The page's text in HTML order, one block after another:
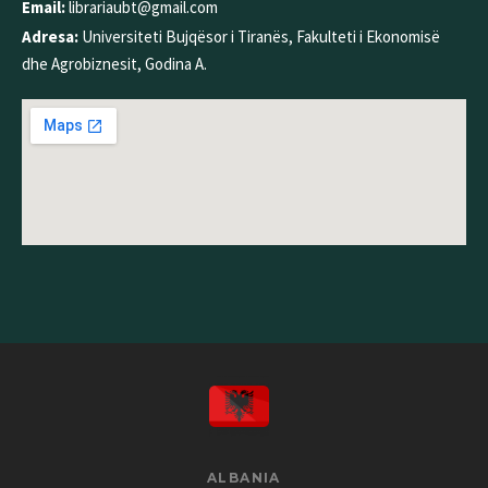
Email:librariaubt@gmail.com
Adresa: Universiteti Bujqësor i Tiranës, Fakulteti i Ekonomisë
dhe Agrobiznesit, Godina A.
ALBANIA